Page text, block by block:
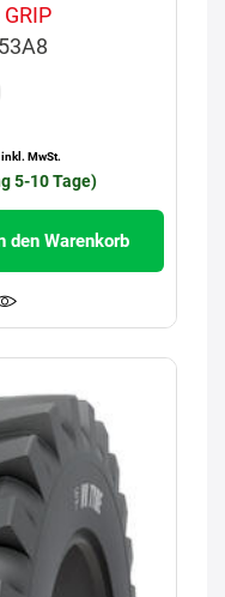
inkl. MwSt.
5-10 Tage)
den Warenkorb